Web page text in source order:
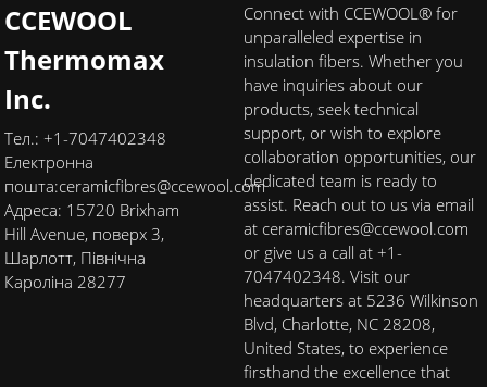
CCEWOOL
Thermomax
Inc.
Тел.: +1-7047402348
Електронна
пошта:ceramicfibres@ccewool.com
Адреса: 15720 Brixham
Hill Avenue, поверх 3,
Шарлотт, Північна
Кароліна 28277
Connect with CCEWOOL® for
unparalleled expertise in
insulation fibers. Whether you
have inquiries about our
products, seek technical
support, or wish to explore
collaboration opportunities, our
dedicated team is ready to
assist. Reach out to us via email
at ceramicfibres@ccewool.com
or give us a call at +1-
7047402348. Visit our
headquarters at 5236 Wilkinson
Blvd, Charlotte, NC 28208,
United States, to experience
firsthand the excellence that